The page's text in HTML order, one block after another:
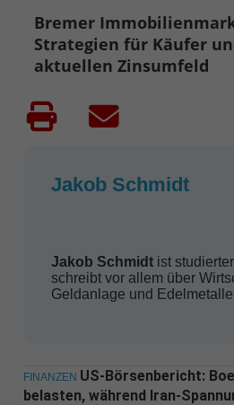
Bremer
Strategien für Käufer
aktuellen Zinsumfeld
Jakob Schmidt
Jakob Schmidtist
schreibt vor allem über
Geldanlage und
FINANZEN US-Börsenbericht:
belasten, während Iran-